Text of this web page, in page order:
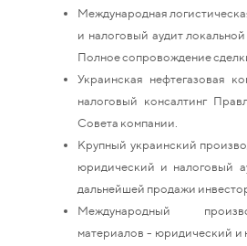
Международная
и налоговый аудит
Полное сопровождение
Украинская нефтегазовая
налоговый консалтинг
Совета компании.
Крупный украинский
юридический и налоговый
дальнейшей продажи
Международный
материалов - юридический и